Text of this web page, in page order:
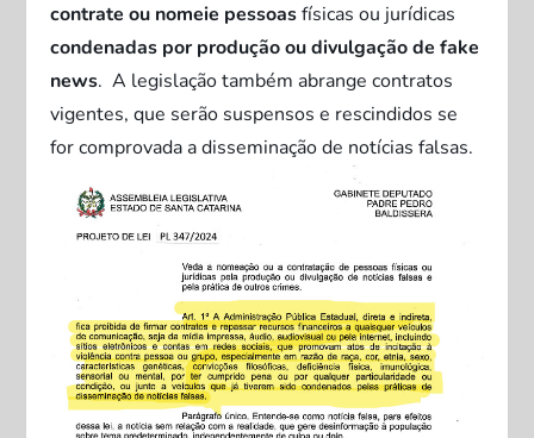
contrate ou nomeie pessoasfísicas ou jurídicas
condenadas por produção ou divulgação de fake
news. A legislação também abrange contratos
vigentes, que serão suspensos e rescindidos se
for comprovada a disseminação de notícias falsas.